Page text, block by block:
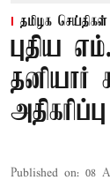
தமிழக செய்திகள்
புதிய
தனியார்
அதிகரிப்பு
Published on: 08